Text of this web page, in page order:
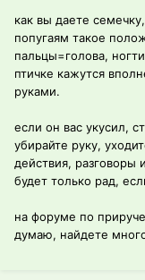
как вы даете
попугаям такое
пальцы=голова,
птичке кажутся
руками.
если он вас укусил,
убирайте руку,
действия, разговоры
будет только рад,
на форуме по
думаю, найдете